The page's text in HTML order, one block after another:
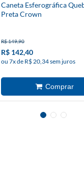
Caneta Esferográfica
Preta Crown
R$ 149,90
R$ 142,40
ou 7x de R$ 20,34 sem juros